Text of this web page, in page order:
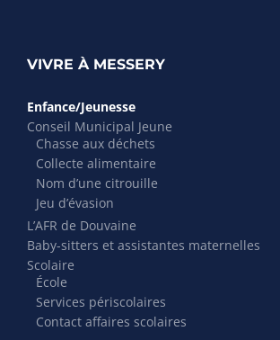
VIVRE À MESSERY
Enfance/Jeunesse
Conseil Municipal Jeune
Chasse aux déchets
Collecte alimentaire
Nom d’une citrouille
Jeu d’évasion
L’AFR de Douvaine
Baby-sitters et assistantes maternelles
Scolaire
École
Services périscolaires
Contact affaires scolaires